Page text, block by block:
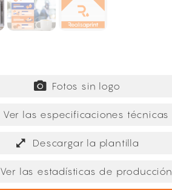
Fotos sin logo
Ver las especificaciones técnicas
Descargar la plantilla
Ver las estadísticas de producción